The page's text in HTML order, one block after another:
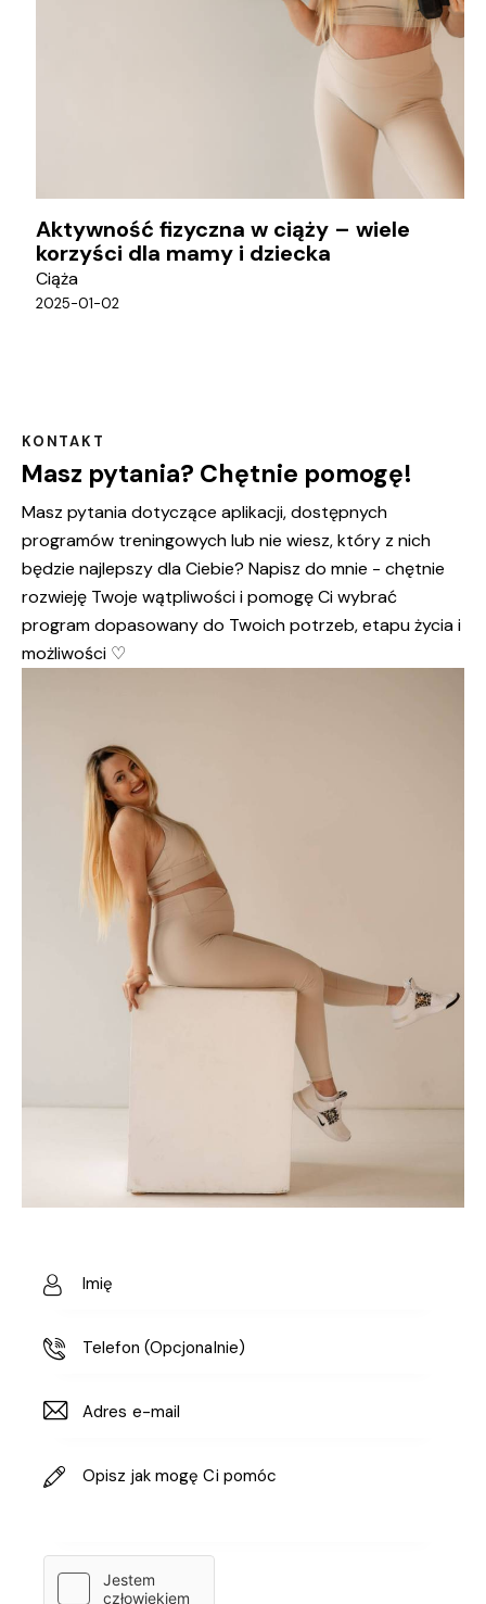
Aktywność fizyczna w ciąży – wiele
korzyści dla mamy i dziecka
Ciąża
2025-01-02
KONTAKT
Masz pytania? Chętnie pomogę!
Masz pytania dotyczące aplikacji, dostępnych
programów treningowych lub nie wiesz, który z nich
będzie najlepszy dla Ciebie? Napisz do mnie - chętnie
rozwieję Twoje wątpliwości i pomogę Ci wybrać
program dopasowany do Twoich potrzeb, etapu życia i
możliwości ♡